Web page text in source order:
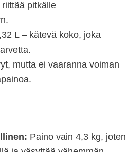
pitkälle
L – kätevä koko, joka
mutta ei vaaranna voiman
Paino vain 4,3 kg, joten